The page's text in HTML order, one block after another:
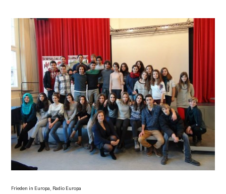
Frieden in Europa , Radio Europa